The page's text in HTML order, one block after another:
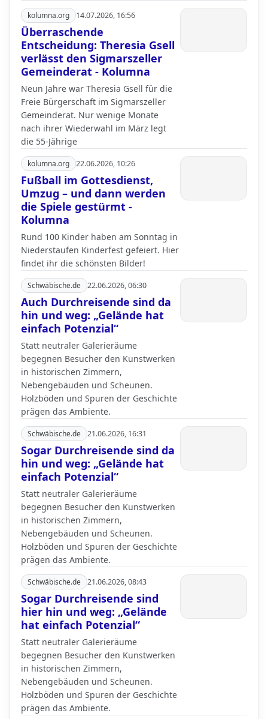
kolumna.org 14.07.2026, 16:56
Überraschende
Entscheidung: Theresia Gsell
verlässt den Sigmarszeller
Gemeinderat - Kolumna
Neun Jahre war Theresia Gsell für die
Freie Bürgerschaft im Sigmarszeller
Gemeinderat. Nur wenige Monate
nach ihrer Wiederwahl im März legt
die 55-Jährige
kolumna.org 22.06.2026, 10:26
Fußball im Gottesdienst,
Umzug – und dann werden
die Spiele gestürmt -
Kolumna
Rund 100 Kinder haben am Sonntag in
Niederstaufen Kinderfest gefeiert. Hier
findet ihr die schönsten Bilder!
Schwäbische.de 22.06.2026, 06:30
Auch Durchreisende sind da
hin und weg: „Gelände hat
einfach Potenzial“
Statt neutraler Galerieräume
begegnen Besucher den Kunstwerken
in historischen Zimmern,
Nebengebäuden und Scheunen.
Holzböden und Spuren der Geschichte
prägen das Ambiente.
Schwäbische.de 21.06.2026, 16:31
Sogar Durchreisende sind da
hin und weg: „Gelände hat
einfach Potenzial“
Statt neutraler Galerieräume
begegnen Besucher den Kunstwerken
in historischen Zimmern,
Nebengebäuden und Scheunen.
Holzböden und Spuren der Geschichte
prägen das Ambiente.
Schwäbische.de 21.06.2026, 08:43
Sogar Durchreisende sind
hier hin und weg: „Gelände
hat einfach Potenzial“
Statt neutraler Galerieräume
begegnen Besucher den Kunstwerken
in historischen Zimmern,
Nebengebäuden und Scheunen.
Holzböden und Spuren der Geschichte
prägen das Ambiente.